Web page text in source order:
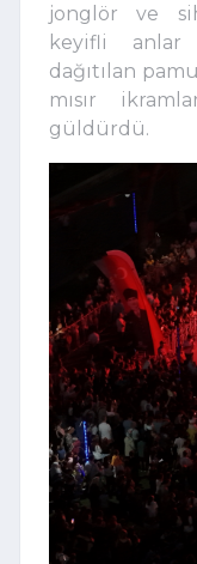
jonglör ve
keyifli anlar
dağıtılan
mısır
güldürdü.